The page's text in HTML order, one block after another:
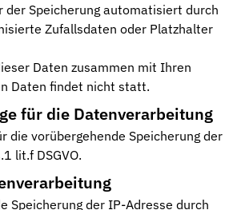
der Speicherung automatisiert durch
Zufallsdaten oder Platzhalter
Daten zusammen mit Ihren
Daten findet nicht statt.
für die Datenverarbeitung
die vorübergehende Speicherung der
lit.f DSGVO.
Speicherung der IP-Adresse durch